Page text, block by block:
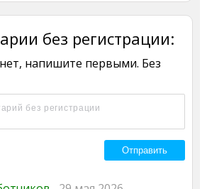
без регистрации:
напишите первыми. Без